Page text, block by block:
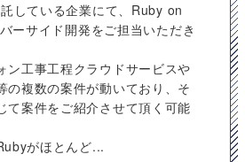
している企業にて、Ruby on
ーサイド開発をご担当いただき
ン工事工程クラウドサービスや
の複数の案件が動いており、そ
て案件をご紹介させて頂く可能
がほとんど...